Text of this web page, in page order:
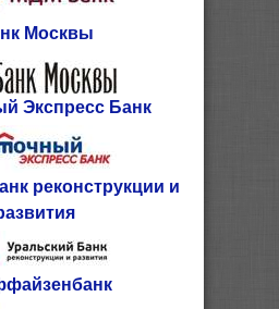
Москвы
Экспресс Банк
реконструкции и